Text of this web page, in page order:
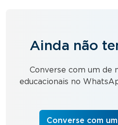
Ainda não
Converse com um de
educacionais no
Converse com